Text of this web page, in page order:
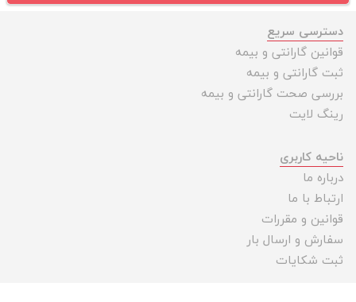
دسترسی سریع
قوانین گارانتی و بیمه
ثبت گارانتی و بیمه
بررسی صحت گارانتی و بیمه
رینگ لایت
ناحیه کاربری
درباره ما
ارتباط با ما
قوانین و مقررات
سفارش و ارسال بار
ثبت شکایات